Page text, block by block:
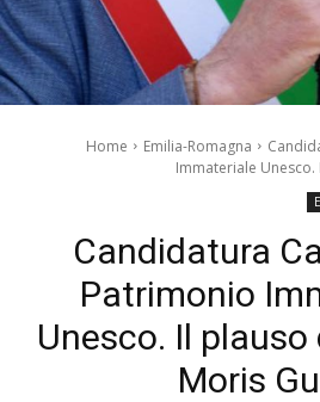
Home Emilia-Romagna
Immateriale
Candidatura
Patrimonio
Unesco. Il
Moris